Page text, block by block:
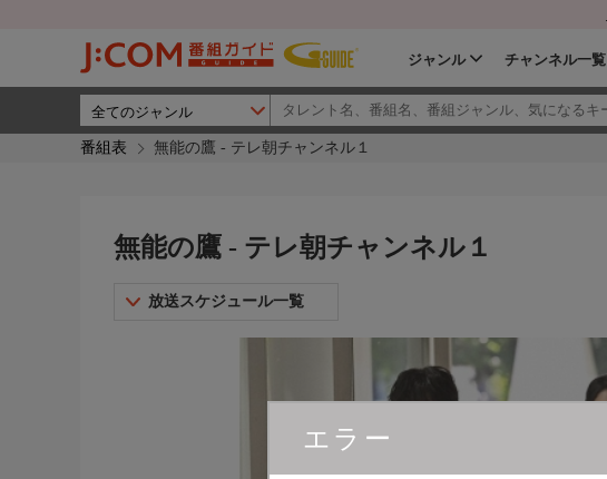
ジャンル チャンネル一覧
番組表 無能の鷹 - テレ朝チャンネル１
エラー
無能の鷹 - テレ朝チャンネル１
放送スケジュール一覧